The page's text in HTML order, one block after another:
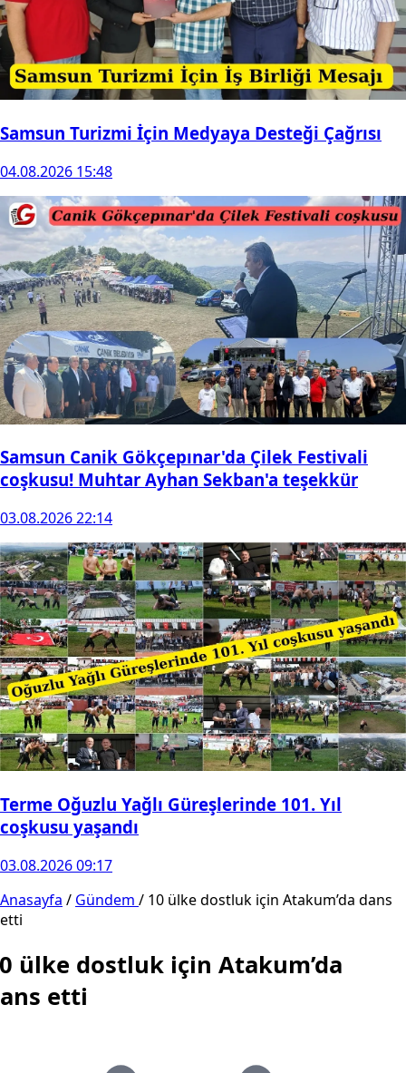
Samsun Turizmi İçin Medyaya Desteği Çağrısı
04.08.2026 15:48
Samsun Canik Gökçepınar'da Çilek Festivali
coşkusu! Muhtar Ayhan Sekban'a teşekkür
03.08.2026 22:14
Terme Oğuzlu Yağlı Güreşlerinde 101. Yıl
coşkusu yaşandı
03.08.2026 09:17
Anasayfa / Gündem / 10 ülke dostluk için Atakum’da dans
etti
ülke dostluk için Atakum’da
etti